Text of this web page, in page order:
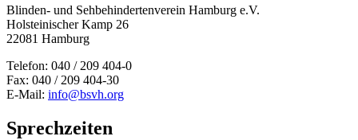
Blinden- und Sehbehinderten­verein Hamburg e.V.
Holsteinischer Kamp 26
22081 Hamburg
Telefon: 040 / 209 404-0
Fax: 040 / 209 404-30
E-Mail: info@bsvh.org
Sprechzeiten